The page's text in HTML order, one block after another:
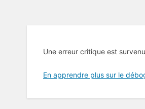
Une erreur critique est
En apprendre plus sur le